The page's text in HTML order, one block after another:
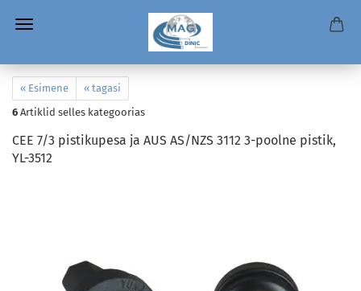
« Esimene
« tagasi
6 Artiklid selles kategoorias
CEE 7/3 pistikupesa ja AUS AS/NZS 3112 3-poolne pistik,
YL-3512